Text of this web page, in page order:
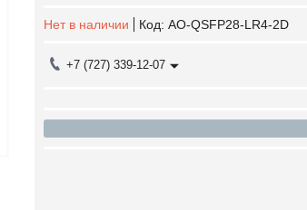
Нет в наличии Код: AO-QSFP28-LR4-2D
+7 (727) 339-12-07